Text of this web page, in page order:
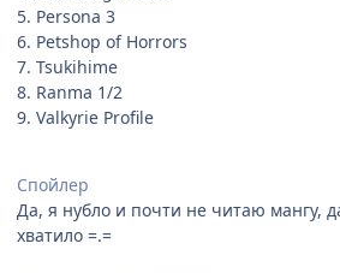
5. Persona 3
6. Petshop of Horrors
7. Tsukihime
8. Ranma 1/2
9. Valkyrie Profile
Спойлер
Да, я нубло и почти не читаю мангу,
хватило =.=